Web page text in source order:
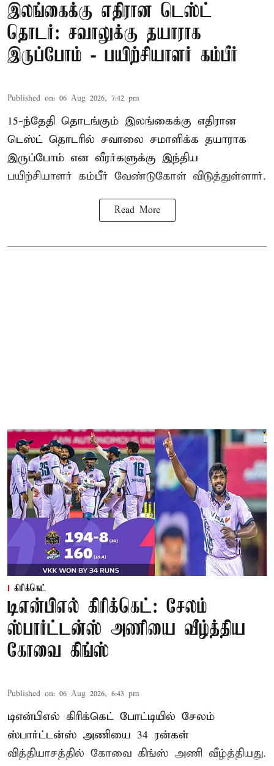
இலங்கைக்கு எதிரான டெஸ்ட்
தொடர்: சவாலுக்கு தயாராக
இருப்போம் - பயிற்சியாளர் கம்பீர்
Published on: 06 Aug 2026, 7:42 pm
15-ந்தேதி தொடங்கும் இலங்கைக்கு எதிரான
டெஸ்ட் தொடரில் சவாலை சமாளிக்க தயாராக
இருப்போம் என வீரர்களுக்கு இந்திய
பயிற்சியாளர் கம்பீர் வேண்டுகோள் விடுத்துள்ளார்.
Read More
கிரிக்கெட்
டிஎன்பிஎல் கிரிக்கெட்: சேலம்
ஸ்பார்ட்டன்ஸ் அணியை வீழ்த்திய
கோவை கிங்ஸ்
Published on: 06 Aug 2026, 6:43 pm
டிஎன்பிஎல் கிரிக்கெட் போட்டியில் சேலம்
ஸ்பார்ட்டன்ஸ் அணியை 34 ரன்கள்
வித்தியாசத்தில் கோவை கிங்ஸ் அணி வீழ்த்தியது.